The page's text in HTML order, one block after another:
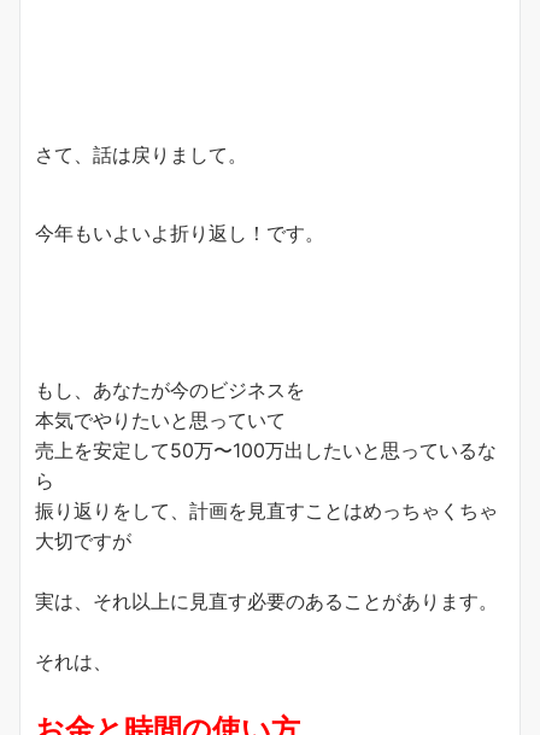
さて、話は戻りまして。
今年もいよいよ折り返し！です。
もし、あなたが今のビジネスを
本気でやりたいと思っていて
売上を安定して50万〜100万出したいと思っているな
ら
振り返りをして、計画を見直すことはめっちゃくちゃ
大切ですが
実は、それ以上に見直す必要のあることがあります。
それは、